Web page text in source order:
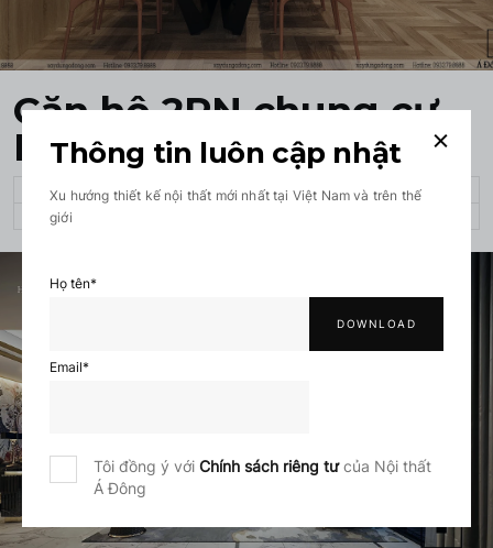
Thông tin luôn cập nhật
Xu hướng thiết kế nội thất mới nhất tại Việt Nam và trên thế
giới
Họ tên*
Email*
Tôi đồng ý với Chính sách riêng tưcủa Nội thất
Á Đông
Căn hộ 2PN chung cư
BRG
CĂN HỘ, CHUNG CƯ
80 M²